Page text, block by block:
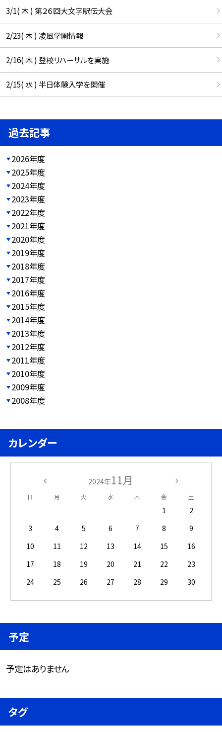
3/1( 木 ) 第２６回大文字駅伝大会
2/23( 木 ) 凌風学園情報
2/16( 木 ) 登校リハーサルを実施
2/15( 水 ) 半日体験入学を開催
過去記事
2026年度
2025年度
2024年度
2023年度
2022年度
2021年度
2020年度
2019年度
2018年度
2017年度
2016年度
2015年度
2014年度
2013年度
2012年度
2011年度
2010年度
2009年度
2008年度
カレンダー
2024年11月
日 月 火 水 木 金 土
1
2
3
4 5 6 7 8
9
10
11 12 13 14 15
16
17
18 19 20 21 22
23
24
25 26 27 28 29 30
予定
予定はありません
タグ